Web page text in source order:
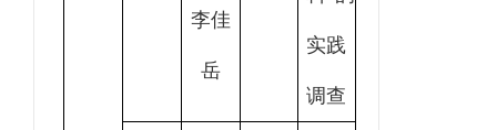
李佳
岳
实践
调查